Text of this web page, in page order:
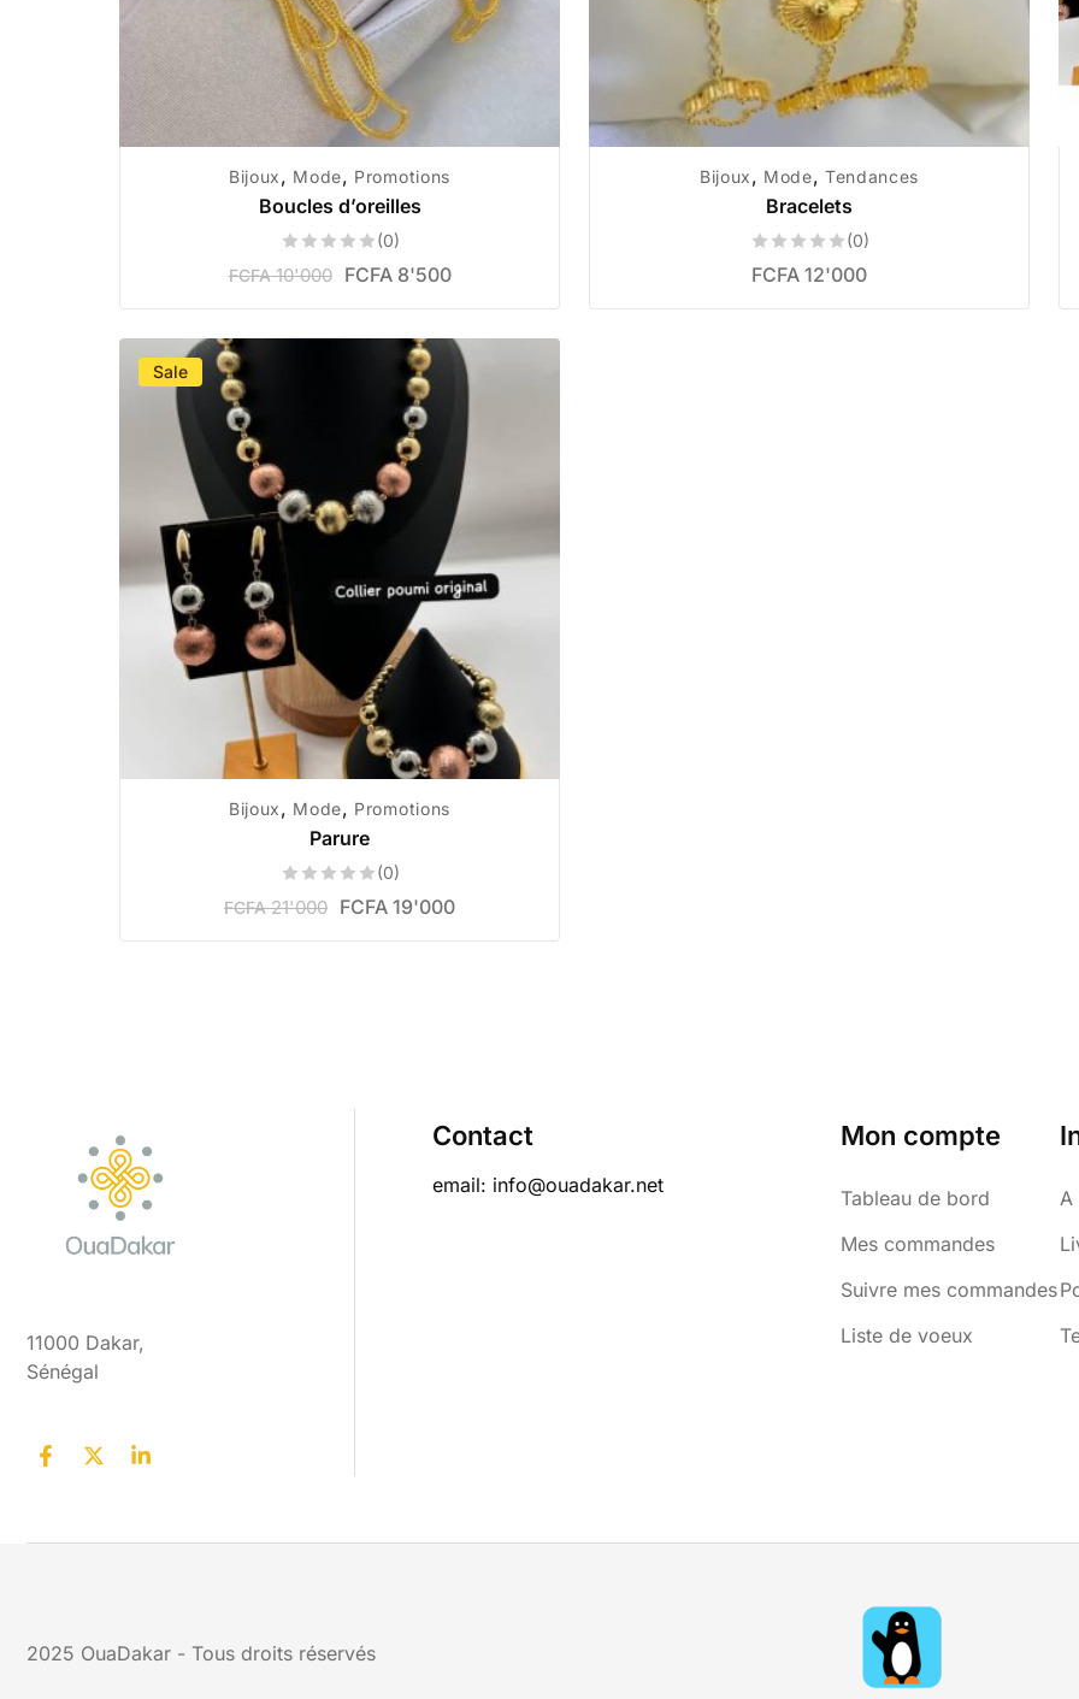
Bijoux, Mode, Promotions
Boucles d’oreilles
(0)
FCFA10'000 FCFA8'500
Bijoux, Mode, Tendances
Bracelets
(0)
FCFA 12'000
Sale
Bijoux, Mode, Promotions
Parure
(0)
FCFA21'000 FCFA 19'000
11000 Dakar,
Sénégal
Contact
email: info@ouadakar.net
Mon compte
Tableau de bord
Mes commandes
Suivre mes commandes
Liste de voeux
A
2025 OuaDakar - Tous droits réservés